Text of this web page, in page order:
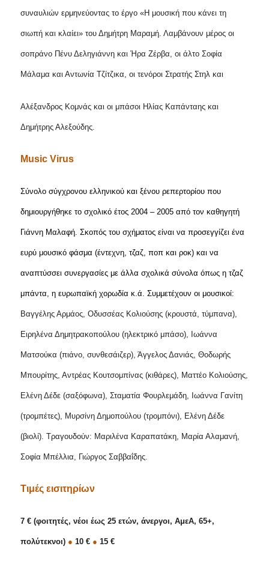
συναυλιών ερμηνεύοντας το έργο «Η μουσική που κάνει τη
σιωπή και κλαίει» του Δημήτρη Μαραμή. Λαμβάνουν μέρος οι
σοπράνο Πένυ Δεληγιάννη και Ήρα Ζέρβα, οι άλτο Σοφία
Μάλαμα και Αντωνία Τζίτζικα, οι τενόροι Στρατής Στηλ και
Αλέξανδρος Κομνάς και οι μπάσοι Ηλίας Καπάνταης και
Δημήτρης Αλεξούδης.
Music Virus
Σύνολο σύγχρονου ελληνικού και ξένου ρεπερτορίου που
δημιουργήθηκε το σχολικό έτος 2004 – 2005 από τον καθηγητή
Γιάννη Μαλαφή. Σκοπός του σχήματος είναι να προσεγγίζει ένα
ευρύ μουσικό φάσμα (έντεχνη, τζαζ, ποπ και ροκ) και να
αναπτύσσει συνεργασίες με άλλα σχολικά σύνολα όπως η τζαζ
μπάντα, η ευρωπαϊκή χορωδία κ.ά. Συμμετέχουν οι μουσικοί:
Βαγγέλης Αρμάος, Οδυσσέας Κολιούσης (κρουστά, τύμπανα),
Ειρηλένα Δημητρακοπούλου (ηλεκτρικό μπάσο), Ιωάννα
Ματσούκα (πιάνο, συνθεσάιζερ), Άγγελος Δανιάς, Θοδωρής
Μπουρίτης, Αντρέας Κουτσομπίνας (κιθάρες), Ματτέο Κολιούσης,
Ελένη Δέδε (σαξόφωνα), Σταματία Φουρλεμάδη, Ιωάννα Γανίτη
(τρομπέτες), Μυρσίνη Δημοπούλου (τρομπόνι), Ελένη Δέδε
(βιολί). Τραγουδούν: Μαριλένα Καραπατάκη, Μαρία Αλαμανή,
Σοφία Μπέλλια, Γιώργος Σαββαΐδης.
Τιμές εισιτηρίων
7 € (φοιτητές, νέοι έως 25 ετών, άνεργοι, ΑμεΑ, 65+,
πολύτεκνοι) ● 10 € ● 15 €